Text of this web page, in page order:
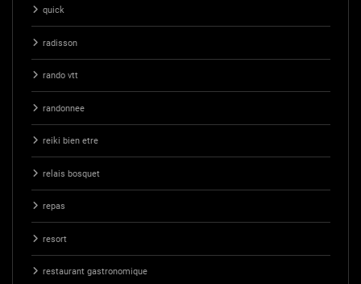
quick
radisson
rando vtt
randonnee
reiki bien etre
relais bosquet
repas
resort
restaurant gastronomique